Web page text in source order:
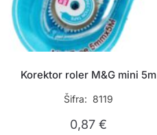
Korektor roler M&G mini 5m
Šifra: 8119
0,87€